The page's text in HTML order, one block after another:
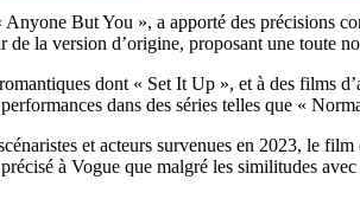
But You », a apporté des précisions
de la version d’origine, proposant une toute
dont « Set It Up », et à des films
dans des séries telles que «
et acteurs survenues en 2023, le
à Vogue que malgré les similitudes